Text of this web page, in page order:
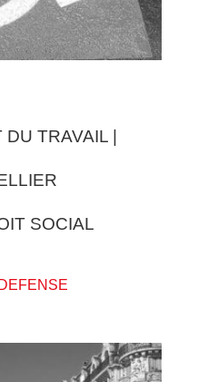
TRAVAIL |
SOCIAL
DEFENSE